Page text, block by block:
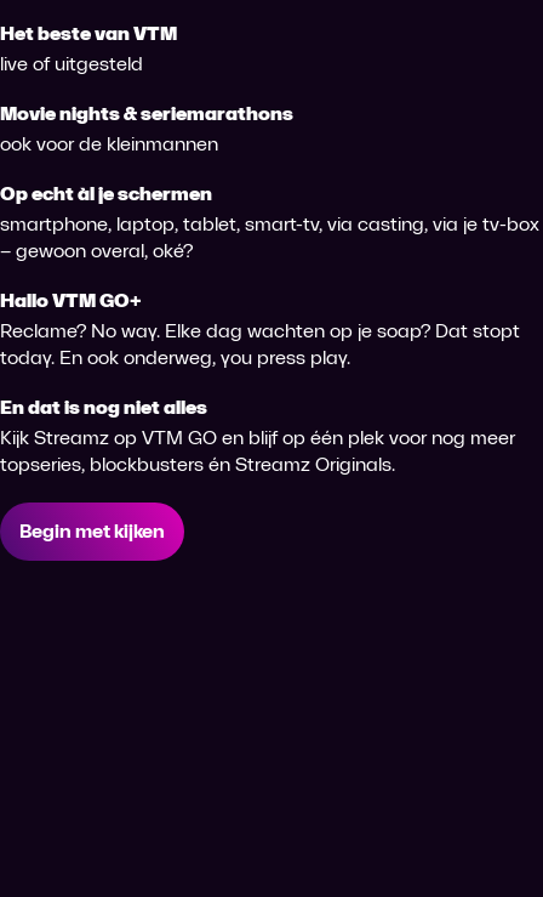
Het beste van VTM
live of uitgesteld
Movie nights & seriemarathons
ook voor de kleinmannen
Op echt àl je schermen
smartphone, laptop, tablet, smart-tv, via casting, via je tv-box
– gewoon overal, oké?
Hallo VTM GO+
Reclame? No way. Elke dag wachten op je soap? Dat stopt
today. En ook onderweg, you press play.
En dat is nog niet alles
Kijk Streamz op VTM GO en blijf op één plek voor nog meer
topseries, blockbusters én Streamz Originals.
Begin met kijken